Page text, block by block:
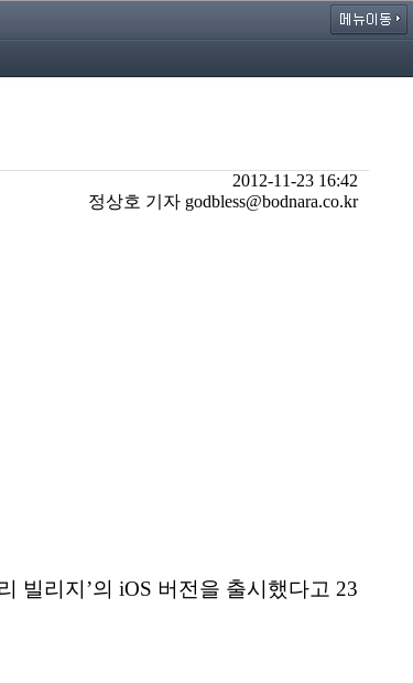
2012-11-23 16:42
정상호 기자 godbless@bodnara.co.kr
빌리지’의 iOS 버전을 출시했다고 23